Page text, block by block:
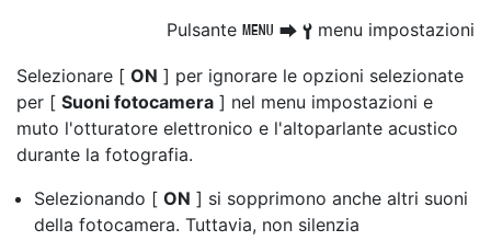
Pulsante G U B menu impostazioni
Selezionare [ ON ] per ignorare le opzioni selezionate
per [ Suoni fotocamera ] nel menu impostazioni e
muto l'otturatore elettronico e l'altoparlante acustico
durante la fotografia.
Selezionando [ ON ] si sopprimono anche altri suoni
della fotocamera. Tuttavia, non silenzia